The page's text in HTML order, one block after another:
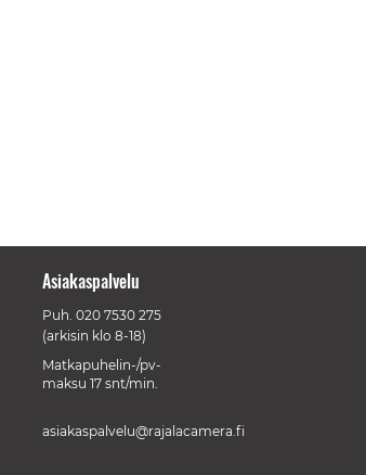
Asiakaspalvelu
Puh. 020 7530 275
(arkisin klo 8-18)
Matkapuhelin-/pv-
maksu 17 snt/min.
asiakaspalvelu@rajalacamera.fi